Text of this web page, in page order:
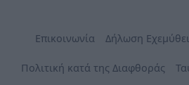
Επικοινωνία Δήλωση
Πολιτική κατά της Διαφθοράς